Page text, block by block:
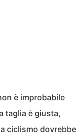
è improbabile
taglia è giusta,
ciclismo dovrebbe